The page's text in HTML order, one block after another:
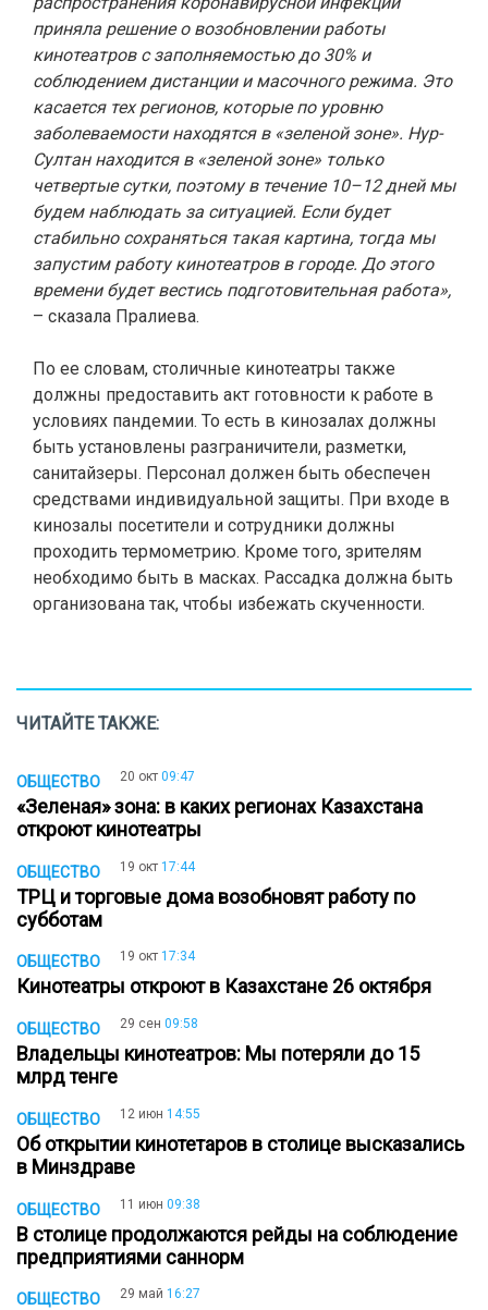
приняла решение о возобновлении работы
кинотеатров с заполняемостью до 30% и
соблюдением дистанции и масочного режима. Это
касается тех регионов, которые по уровню
заболеваемости находятся в «зеленой зоне». Нур-
Султан находится в «зеленой зоне» только
четвертые сутки, поэтому в течение 10–12 дней мы
будем наблюдать за ситуацией. Если будет
стабильно сохраняться такая картина, тогда мы
запустим работу кинотеатров в городе. До этого
времени будет вестись подготовительная работа»,
– сказала Пралиева.
По ее словам, столичные кинотеатры также
должны предоставить акт готовности к работе в
условиях пандемии. То есть в кинозалах должны
быть установлены разграничители, разметки,
санитайзеры. Персонал должен быть обеспечен
средствами индивидуальной защиты. При входе в
кинозалы посетители и сотрудники должны
проходить термометрию. Кроме того, зрителям
необходимо быть в масках. Рассадка должна быть
организована так, чтобы избежать скученности.
ЧИТАЙТЕ ТАКЖЕ:
ОБЩЕСТВО 20 окт 09:47
«Зеленая» зона: в каких регионах Казахстана
откроют кинотеатры
ОБЩЕСТВО 19 окт 17:44
ТРЦ и торговые дома возобновят работу по
субботам
ОБЩЕСТВО 19 окт 17:34
Кинотеатры откроют в Казахстане 26 октября
ОБЩЕСТВО 29 сен 09:58
Владельцы кинотеатров: Мы потеряли до 15
млрд тенге
ОБЩЕСТВО 12 июн 14:55
Об открытии кинотетаров в столице высказались
в Минздраве
ОБЩЕСТВО 11 июн 09:38
В столице продолжаются рейды на соблюдение
предприятиями саннорм
ОБЩЕСТВО 29 май 16:27